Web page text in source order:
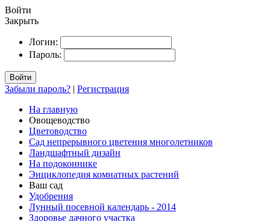
Войти
Закрыть
Логин:
Пароль:
Войти
Забыли пароль? | Регистрация
На главную
Овощеводство
Цветоводство
Сад непрерывного цветения многолетников
Ландшафтный дизайн
На подоконнике
Энциклопедия комнатных растений
Ваш сад
Удобрения
Лунный посевной календарь - 2014
Здоровье дачного участка